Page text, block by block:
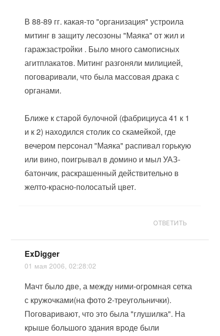
В 88-89 гг. какая-то "организация" устроила
митинг в защиту лесозоны "Маяка" от жил и
гаражзастройки . Было много самописных
агитплакатов. Митинг разгоняли милицией,
поговаривали, что была массовая драка с
органами.
Ближе к старой булочной (фабрициуса 41 к 1
и к 2) находился столик со скамейкой, где
вечером персонал "Маяка" распивал горькую
или вино, поигрывал в домино и мыл УАЗ-
батончик, раскрашенный действительно в
желто-красно-полосатый цвет.
ОТВЕТИТЬ
ExDigger
01 мая 2006, 02:28:02
Мачт было две, а между ними-огромная сетка
с кружочками(на фото 2-треугольнички).
Поговаривают, что это была "глушилка". На
крыше большого здания вроде были